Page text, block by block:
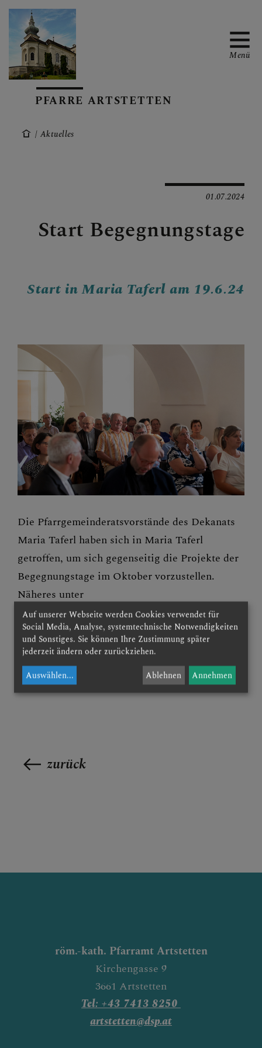
START
ÜBER UNS
ÜBER UNS HINAUS
PFARRE ARTSTETTEN
Menü
Aktuelles
01.07.2024
Start Begegnungstage
Start in Maria Taferl am 19.6.24
Die Pfarrgemeinderatsvorstände des Dekanats
Maria Taferl haben sich in Maria Taferl
getroffen, um sich gegenseitig die Projekte der
Begegnungstage im Oktober vorzustellen.
Näheres unter
Start der Begegnungstage im Dekanat
Maria Taferl (dsp.at)
zurück
röm.-kath. Pfarramt Artstetten
Kirchengasse 9
3661 Artstetten
Tel: +43 7413 8250
artstetten@dsp.at
Auf unserer Webseite werden Cookies verwendet für
Social Media, Analyse, systemtechnische Notwendigkeiten
und Sonstiges. Sie können Ihre Zustimmung später
jederzeit ändern oder zurückziehen.
Auswählen... Ablehnen Annehmen